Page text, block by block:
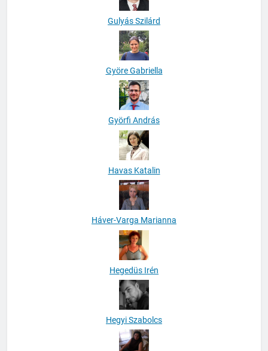
Gulyás Szilárd
Györe Gabriella
Györfi András
Havas Katalin
Háver-Varga Marianna
Hegedüs Irén
Hegyi Szabolcs